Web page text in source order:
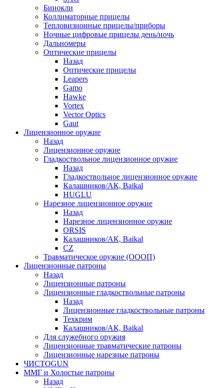
Бинокли
Коллиматорные прицелы
Тепловизионные прицелы/приборы
Ночные цифровые прицелы день/ночь
Дальномеры
Оптические прицелы
Назад
Оптические прицелы
Leapers
Gamo
Hawke
Vortex
Vector Optics
Gaut
Лицензионное оружие
Назад
Лицензионное оружие
Гладкоствольное лицензионное оружие
Назад
Гладкоствольное лицензионное оружие
Калашников/АК, Baikal
HUGLU
Нарезное лицензионное оружие
Назад
Нарезное лицензионное оружие
ORSIS
Калашников/АК, Baikal
CZ
Травматическое оружие (ОООП)
Лицензионные патроны
Назад
Лицензионные патроны
Лицензионные гладкоствольные патроны
Назад
Лицензионные гладкоствольные патроны
Техкрим
Калашников/АК, Baikal
Для служебного оружия
Лицензионные травматические патроны
Лицензионные нарезные патроны
ЧИСТОGUN
ММГ и Холостые патроны
Назад